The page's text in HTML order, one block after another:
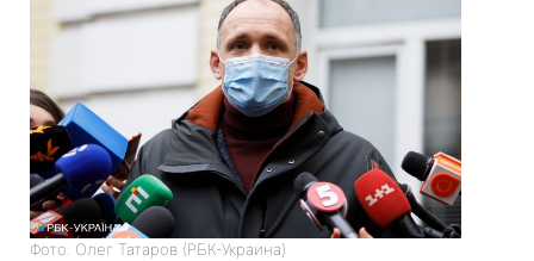
Фото: Олег Татаров (РБК-Украина)